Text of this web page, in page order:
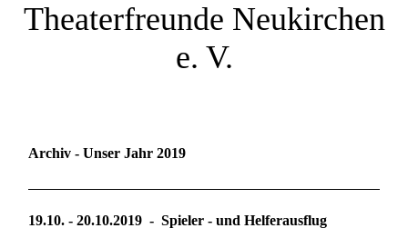
Theaterfreunde Neukirchen
e. V.
Archiv - Unser Jahr 2019
19.10. - 20.10.2019 - Spieler - und Helferausflug